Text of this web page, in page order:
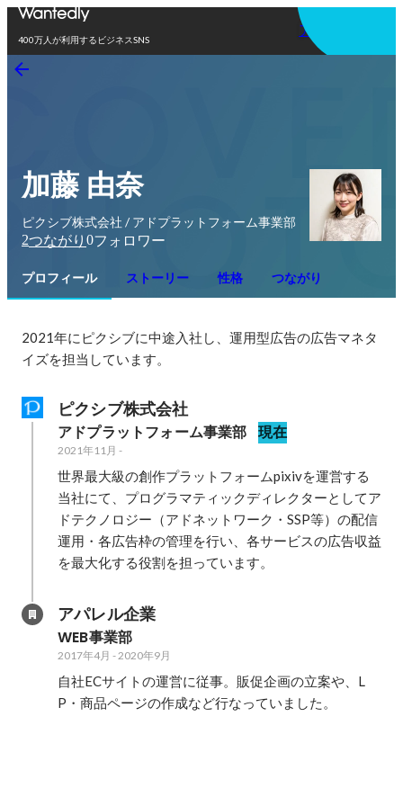
400万人が利用するビジネスSNS
アプリを使う
加藤 由奈
ピクシブ株式会社 / アドプラットフォーム事業部
2つながり 0フォロワー
プロフィール ストーリー 性格 つながり
2021年にピクシブに中途入社し、運用型広告の広告マネタ
イズを担当しています。
ピクシブ株式会社
アドプラットフォーム事業部 現在
2021年11月 -
世界最大級の創作プラットフォームpixivを運営する
当社にて、プログラマティックディレクターとしてア
ドテクノロジー（アドネットワーク・SSP等）の配信
運用・各広告枠の管理を行い、各サービスの広告収益
を最大化する役割を担っています。
アパレル企業
WEB事業部
2017年4月 -2020年9月
自社ECサイトの運営に従事。販促企画の立案や、L
P・商品ページの作成など行なっていました。